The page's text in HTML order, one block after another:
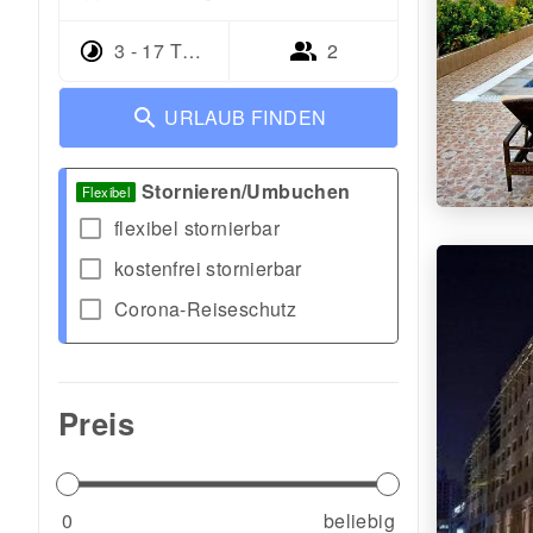
3 - 17 Tage 2
URLAUB FINDEN
Flexibel Stornieren/Umbuchen
check_box_outline_blank flexibel stornierbar
check_box_outline_blank kostenfrei stornierbar
check_box_outline_blank Corona-Reiseschutz
Preis
0 beliebig